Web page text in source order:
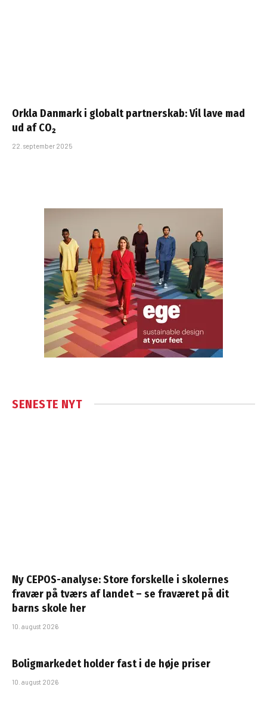
Orkla Danmark i globalt partnerskab: Vil lave mad
ud af CO₂
22. september 2025
SENESTE NYT
Ny CEPOS-analyse: Store forskelle i skolernes
fravær på tværs af landet – se fraværet på dit
barns skole her
10. august 2026
Boligmarkedet holder fast i de høje priser
10. august 2026